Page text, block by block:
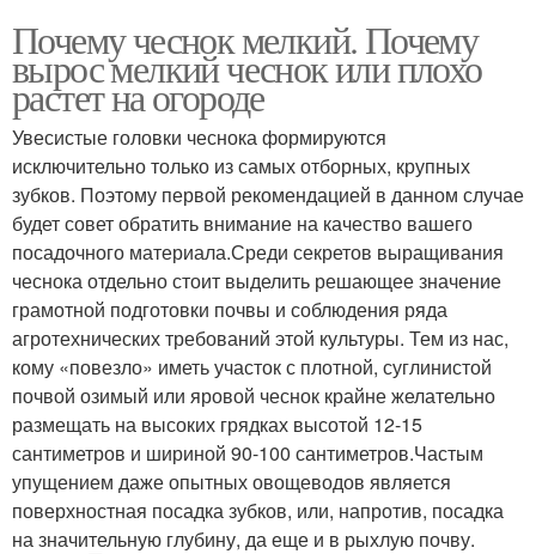
Почему чеснок мелкий. Почему
вырос мелкий чеснок или плохо
растет на огороде
Увесистые головки чеснока формируются
исключительно только из самых отборных, крупных
зубков. Поэтому первой рекомендацией в данном случае
будет совет обратить внимание на качество вашего
посадочного материала.Среди секретов выращивания
чеснока отдельно стоит выделить решающее значение
грамотной подготовки почвы и соблюдения ряда
агротехнических требований этой культуры. Тем из нас,
кому «повезло» иметь участок с плотной, суглинистой
почвой озимый или яровой чеснок крайне желательно
размещать на высоких грядках высотой 12-15
сантиметров и шириной 90-100 сантиметров.Частым
упущением даже опытных овощеводов является
поверхностная посадка зубков, или, напротив, посадка
на значительную глубину, да еще и в рыхлую почву.